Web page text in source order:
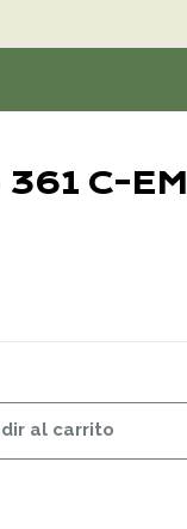
C-EM
al carrito